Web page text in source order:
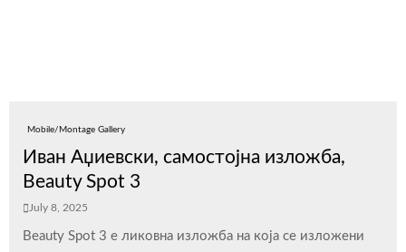
Mobile/Montage Gallery
Иван Аџиевски, самостојна изложба,
Beauty Spot 3
July 8, 2025
Beauty Spot 3 е ликовна изложба на која се изложени